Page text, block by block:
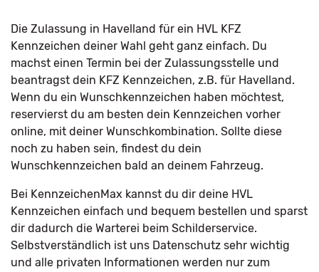
Die Zulassung in Havelland für ein HVL KFZ
Kennzeichen deiner Wahl geht ganz einfach. Du
machst einen Termin bei der Zulassungsstelle und
beantragst dein KFZ Kennzeichen, z.B. für Havelland.
Wenn du ein Wunschkennzeichen haben möchtest,
reservierst du am besten dein Kennzeichen vorher
online, mit deiner Wunschkombination. Sollte diese
noch zu haben sein, findest du dein
Wunschkennzeichen bald an deinem Fahrzeug.
Bei KennzeichenMax kannst du dir deine HVL
Kennzeichen einfach und bequem bestellen und sparst
dir dadurch die Warterei beim Schilderservice.
Selbstverständlich ist uns Datenschutz sehr wichtig
und alle privaten Informationen werden nur zum